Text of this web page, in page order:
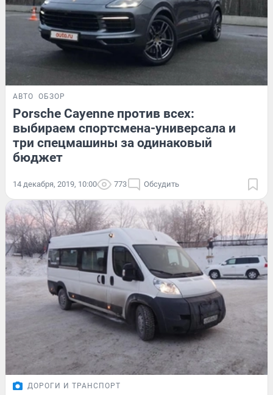
АВТО ОБЗОР
Porsche Cayenne против всех:
выбираем спортсмена-универсала и
три спецмашины за одинаковый
бюджет
14 декабря, 2019, 10:00 773 Обсудить
ДОРОГИ И ТРАНСПОРТ